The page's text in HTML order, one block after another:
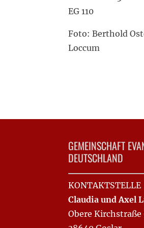
EG 110
Foto: Berthold
Loccum
GEMEINSCHAFT
DEUTSCHLAND
KONTAKTSTELLE
Claudia und Axel
Obere Kirchstraße